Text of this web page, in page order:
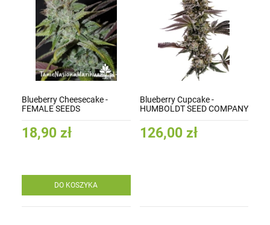
Blueberry Cheesecake -
FEMALE SEEDS
18,90 zł
DO KOSZYKA
Blueberry Cupcake -
HUMBOLDT SEED COMPANY
126,00 zł